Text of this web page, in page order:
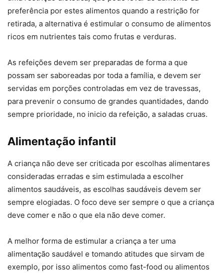
preferência por estes alimentos quando a restrição for
retirada, a alternativa é estimular o consumo de alimentos
ricos em nutrientes tais como frutas e verduras.
As refeições devem ser preparadas de forma a que
possam ser saboreadas por toda a família, e devem ser
servidas em porções controladas em vez de travessas,
para prevenir o consumo de grandes quantidades, dando
sempre prioridade, no inicio da refeição, a saladas cruas.
Alimentação infantil
A criança não deve ser criticada por escolhas alimentares
consideradas erradas e sim estimulada a escolher
alimentos saudáveis, as escolhas saudáveis devem ser
sempre elogiadas. O foco deve ser sempre o que a criança
deve comer e não o que ela não deve comer.
A melhor forma de estimular a criança a ter uma
alimentação saudável e tomando atitudes que sirvam de
exemplo, por isso alimentos como fast-food ou alimentos